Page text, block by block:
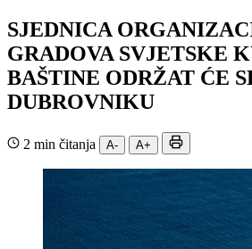
SJEDNICA
GRADOVA SVJETSKE
BAŠTINE ODRŽAT ĆE
DUBROVNIKU
2 min čitanja A- A+